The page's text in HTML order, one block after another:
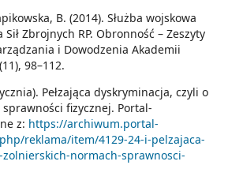
B. (2014). Służba wojskowa
Zbrojnych RP. Obronność – Zeszyty
i Dowodzenia Akademii
98–112.
Pełzająca dyskryminacja, czyli o
fizycznej. Portal-
z: https://archiwum.portal-
reklama/item/4129-24-i-pelzajaca-
normach-sprawnosci-